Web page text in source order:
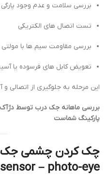
بررسی سلامت و عدم وجود پارگی
تست اتصال های الکتریکی
بررسی مقاومت سیم ها با مولتی
تعویض کابل های فرسوده یا
این مرحله به جلوگیری از
بررسی ماهانه جک درب توسط
پارکینگ شماست
– photo-eye)